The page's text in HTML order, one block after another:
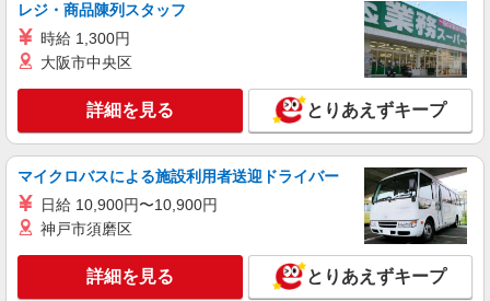
レジ・商品陳列スタッフ
時給 1,300円
大阪市中央区
詳細を見る とりあえずキープ
マイクロバスによる施設利用者送迎ドライバー
日給 10,900円〜10,900円
神戸市須磨区
詳細を見る とりあえずキープ